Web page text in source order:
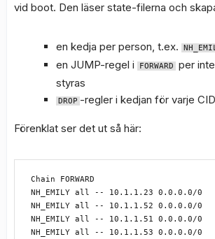
vid boot. Den läser state-filerna och
en kedja per person, t.ex.
en JUMP-regel i FORWARD
per
styras
DROP -regler i kedjan för varje
Förenklat ser det ut så här:
Chain FORWARD
NH_EMILY all -- 10.1.1.23 0.0.0.0/0
NH_EMILY all -- 10.1.1.52 0.0.0.0/0
NH_EMILY all -- 10.1.1.51 0.0.0.0/0
NH_EMILY all -- 10.1.1.53 0.0.0.0/0